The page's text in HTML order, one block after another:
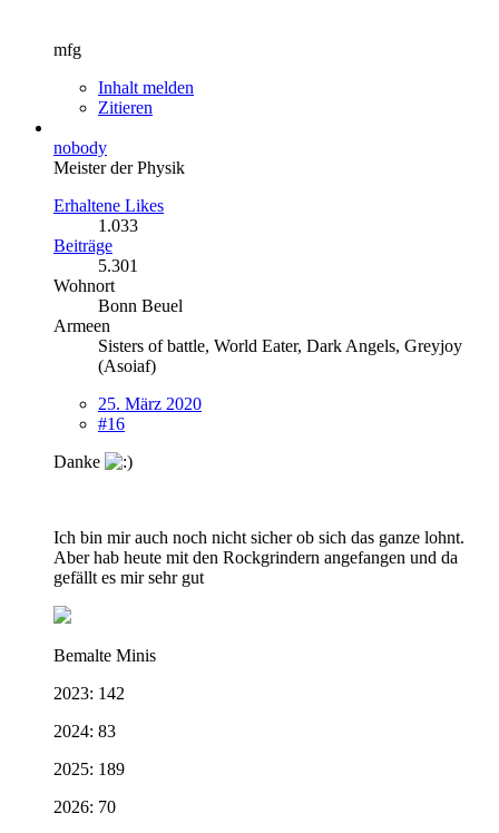
mfg
Inhalt melden
Zitieren
nobody
Meister der Physik
Erhaltene Likes
1.033
Beiträge
5.301
Wohnort
Bonn Beuel
Armeen
Sisters of battle, World Eater, Dark Angels, Greyjoy
(Asoiaf)
25. März 2020
#16
Danke
Ich bin mir auch noch nicht sicher ob sich das ganze lohnt.
Aber hab heute mit den Rockgrindern angefangen und da
gefällt es mir sehr gut
Bemalte Minis
2023: 142
2024: 83
2025: 189
2026: 70